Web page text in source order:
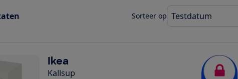
Sorteer op
Ikea
Kallsup